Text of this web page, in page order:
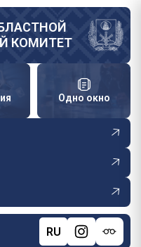
КОМИТЕТ
Одно окно
RU